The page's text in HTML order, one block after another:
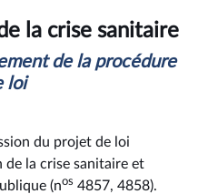
la crise sanitaire
de la procédure
loi
du projet de loi
la crise sanitaire et
(nos 4857, 4858).